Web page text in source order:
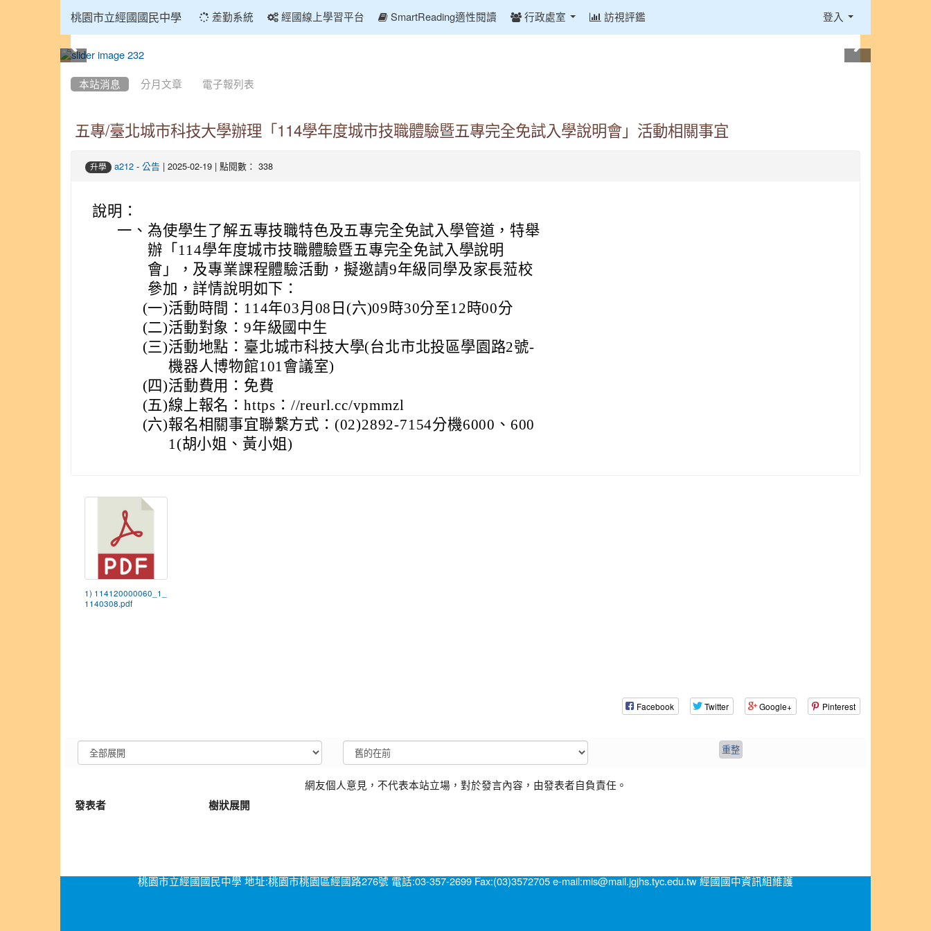
桃園市立經國國民中學 差勤系統 經國線上學習平台 SmartReading適性閱讀 行政處室 訪視評鑑 登入
本站消息 分月文章 電子報列表
五專/臺北城市科技大學辦理「114學年度城市技職體驗暨五專完全免試入學說明會」活動相關事宜
升學 a212 - 公告 | 2025-02-19 | 點閱數： 338
說明：
一、 為使學生了解五專技職特色及五專完全免試入學管道，特舉
辦「114學年度城市技職體驗暨五專完全免試入學說明
會」，及專業課程體驗活動，擬邀請9年級同學及家長蒞校
參加，詳情說明如下：
(一)活動時間：114年03月08日(六)09時30分至12時00分
(二)活動對象：9年級國中生
(三)活動地點：臺北城市科技大學(台北市北投區學園路2號-
機器人博物館101會議室)
(四)活動費用：免費
(五)線上報名：https：//reurl.cc/vpmmzl
(六)報名相關事宜聯繫方式：(02)2892-7154分機6000、600
1(胡小姐、黃小姐)
1) 114120000060_1_
1140308.pdf
Facebook Twitter Google+ Pinterest
網友個人意見，不代表本站立場，對於發言內容，由發表者自負責任。
發表者
樹狀展開
桃園市立經國國民中學 地址:桃園市桃園區經國路276號 電話:03-357-2699 Fax:(03)3572705 e-mail:mis@mail.jgjhs.tyc.edu.tw 經國國中資訊組維護